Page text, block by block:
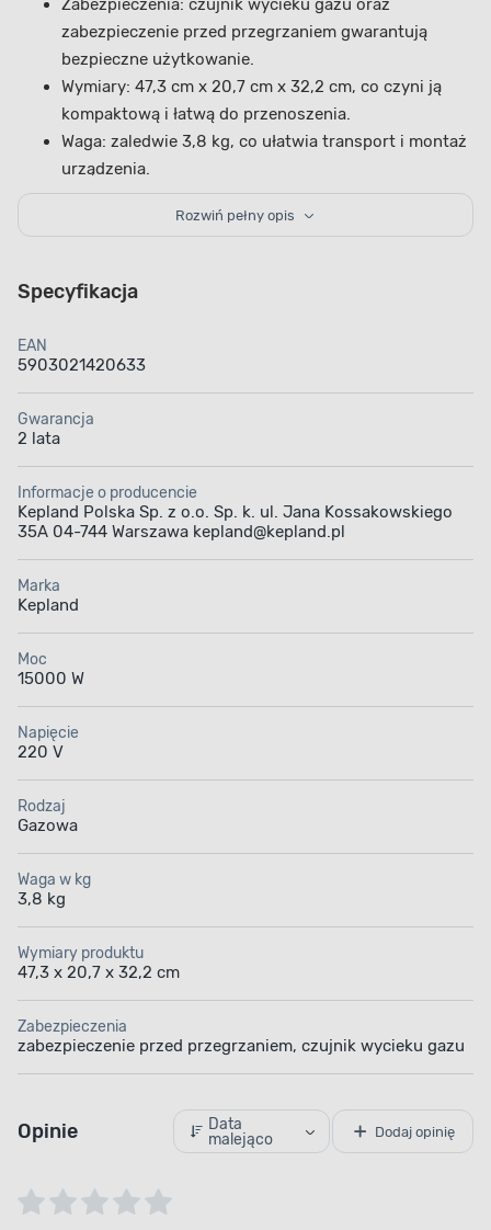
Zabezpieczenia: czujnik wycieku gazu oraz
zabezpieczenie przed przegrzaniem gwarantują
bezpieczne użytkowanie.
Wymiary: 47,3 cm x 20,7 cm x 32,2 cm, co czyni ją
kompaktową i łatwą do przenoszenia.
Waga: zaledwie 3,8 kg, co ułatwia transport i montaż
urządzenia.
Nagrzewnica gazowa - wysoka jakość i funkcjonalność
jest gotowa do użytku zaraz po zakupie
kompaktowym wymiarom i niewielkiej wadze jest
do przenoszenia i montażu
konstrukcja oraz wykorzystanie trwałych materiałów
zapewniają długotrwałe użytkowanie bez obaw
o awarie.Wbudowane zabezpieczenia, takie jak
wycieku gazu i zabezpieczenie przed przegrzaniem
chronią przed niebezpiecznymi sytuacjami. Dzięki temu
można bez obaw korzystać z nagrzewnicy w różnych
warunkach, mając pewność, że jest to urządzenie
Nagrzewnica gazowa doskonale sprawdzi się
w różnorodnych miejscach, takich jak warsztaty,
magazyny, czy plac budowy. Jej wydajność oraz łatwość
obsługi czynią ją niezastąpionym narzędziem w sytuacjach
cieplny oraz bezpieczeństwo użytkowania, dzięki czemu
o odpowiednie warunki pracy.
Sprawdź też pozostałe
w asortymencie Bricomarché.
Rozwiń pełny opis
Specyfikacja
EAN
5903021420633
Gwarancja
2 lata
Informacje o producencie
Kepland Polska Sp. z o.o. Sp. k. ul. Jana Kossakowskiego
35A 04-744 Warszawa kepland@kepland.pl
Marka
Kepland
Moc
15000 W
Napięcie
220 V
Rodzaj
Gazowa
Waga w kg
3,8 kg
Wymiary produktu
47,3 x 20,7 x 32,2 cm
Zabezpieczenia
zabezpieczenie przed przegrzaniem, czujnik wycieku gazu
Opinie
Data
malejąco
Dodaj opinię